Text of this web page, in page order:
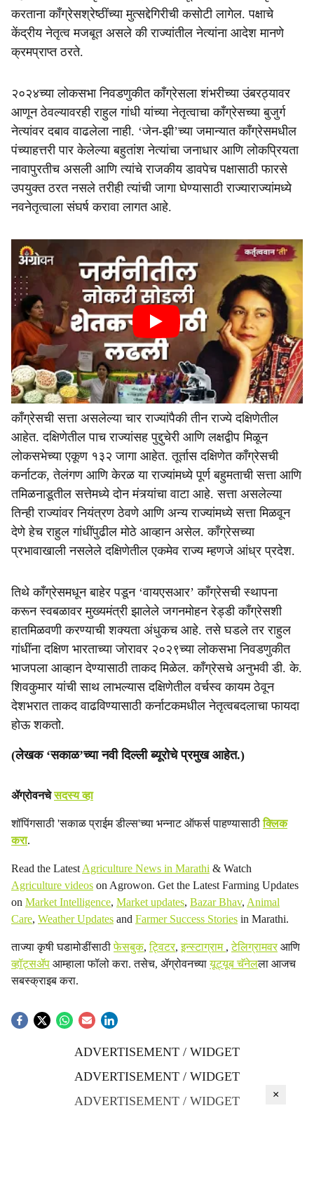
करताना काँग्रेसश्रेष्ठींच्या मुत्सद्देगिरीची कसोटी लागेल. पक्षाचे
केंद्रीय नेतृत्व मजबूत असले की राज्यांतील नेत्यांना आदेश मानणे
क्रमप्राप्त ठरते.
२०२४च्या लोकसभा निवडणुकीत काँग्रेसला शंभरीच्या उंबरठ्यावर
आणून ठेवल्यावरही राहुल गांधी यांच्या नेतृत्वाचा काँग्रेसच्या बुजुर्ग
नेत्यांवर दबाव वाढलेला नाही. ‘जेन-झी’च्या जमान्यात काँग्रेसमधील
पंच्याहत्तरी पार केलेल्या बहुतांश नेत्यांचा जनाधार आणि लोकप्रियता
नावापुरतीच असली आणि त्यांचे राजकीय डावपेच पक्षासाठी फारसे
उपयुक्त ठरत नसले तरीही त्यांची जागा घेण्यासाठी राज्याराज्यांमध्ये
नवनेतृत्वाला संघर्ष करावा लागत आहे.
काँग्रेसची सत्ता असलेल्या चार राज्यांपैकी तीन राज्ये दक्षिणेतील
आहेत. दक्षिणेतील पाच राज्यांसह पुद्दुचेरी आणि लक्षद्वीप मिळून
लोकसभेच्या एकूण १३२ जागा आहेत. तूर्तास दक्षिणेत काँग्रेसची
कर्नाटक, तेलंगण आणि केरळ या राज्यांमध्ये पूर्ण बहुमताची सत्ता आणि
तमिळनाडूतील सत्तेमध्ये दोन मंत्र्यांचा वाटा आहे. सत्ता असलेल्या
तिन्ही राज्यांवर नियंत्रण ठेवणे आणि अन्य राज्यांमध्ये सत्ता मिळवून
देणे हेच राहुल गांधींपुढील मोठे आव्हान असेल. काँग्रेसच्या
प्रभावाखाली नसलेले दक्षिणेतील एकमेव राज्य म्हणजे आंध्र प्रदेश.
तिथे काँग्रेसमधून बाहेर पडून ‘वायएसआर’ काँग्रेसची स्थापना
करून स्वबळावर मुख्यमंत्री झालेले जगनमोहन रेड्डी काँग्रेसशी
हातमिळवणी करण्याची शक्यता अंधुकच आहे. तसे घडले तर राहुल
गांधींना दक्षिण भारताच्या जोरावर २०२९च्या लोकसभा निवडणुकीत
भाजपला आव्हान देण्यासाठी ताकद मिळेल. काँग्रेसचे अनुभवी डी. के.
शिवकुमार यांची साथ लाभल्यास दक्षिणेतील वर्चस्व कायम ठेवून
देशभरात ताकद वाढविण्यासाठी कर्नाटकमधील नेतृत्वबदलाचा फायदा
होऊ शकतो.
(लेखक ‘सकाळ’च्या नवी दिल्ली ब्यूरोचे प्रमुख आहेत.)
ॲग्रोवनचेसदस्य व्हा
शॉपिंगसाठी 'सकाळ प्राईम डील्स'च्या भन्नाट ऑफर्स पाहण्यासाठीक्लिक
करा.
Read the Latest Agriculture News in Marathi & Watch
Agriculture videos on Agrowon. Get the Latest Farming Updates
on Market Intelligence, Market updates, Bazar Bhav, Animal
Care, Weather Updates and Farmer Success Stories in Marathi.
ताज्या कृषी घडामोडींसाठीफेसबुक,ट्विटर,इन्स्टाग्राम ,टेलिग्रामवरआणि
व्हॉट्सॲप आम्हाला फॉलो करा. तसेच, ॲग्रोवनच्यायूट्यूब चॅनेलला आजच
सबस्क्राइब करा.
ADVERTISEMENT / WIDGET
ADVERTISEMENT / WIDGET
ADVERTISEMENT / WIDGET
×